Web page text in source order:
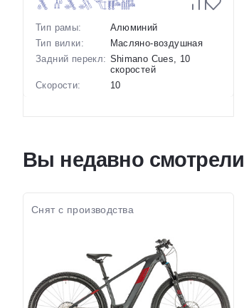
Тип рамы:
Алюминий
Тип вилки:
Масляно-воздушная
Задний перекл: Shimano Cues, 10
скоростей
Скорости:
10
колес:
Цвет-размер в
Зеленый, Серый
Вы недавно смотрели
Снят с производства